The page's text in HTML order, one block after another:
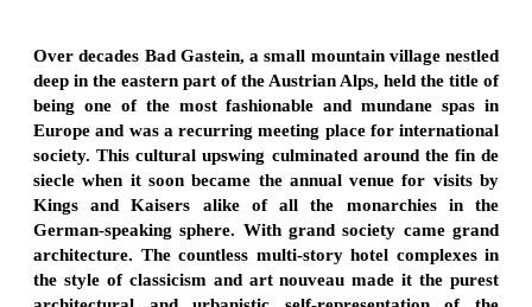
Over decades Bad Gastein, a small mountain village nestled
deep in the eastern part of the Austrian Alps, held the title of
being one of the most fashionable and mundane spas in
Europe and was a recurring meeting place for international
society. This cultural upswing culminated around the fin de
siecle when it soon became the annual venue for visits by
Kings and Kaisers alike of all the monarchies in the
German-speaking sphere. With grand society came grand
architecture. The countless multi-story hotel complexes in
the style of classicism and art nouveau made it the purest